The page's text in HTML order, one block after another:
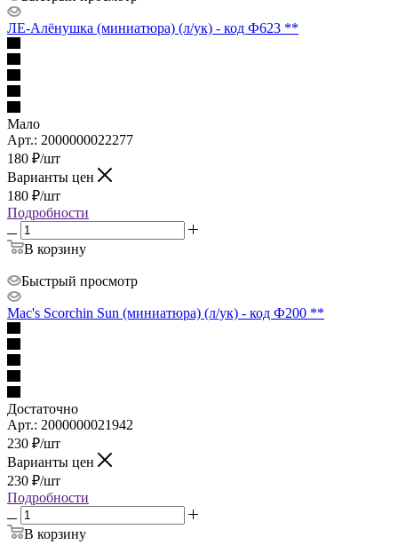
ЛЕ-Алёнушка (миниатюра) (л/ук) - код Ф623 **
Мало
Арт.: 2000000022277
180 ₽/шт
Варианты цен
180 ₽/шт
Подробности
В корзину
Быстрый просмотр
Mac's Scorchin Sun (миниатюра) (л/ук) - код Ф200 **
Достаточно
Арт.: 2000000021942
230 ₽/шт
Варианты цен
230 ₽/шт
Подробности
В корзину